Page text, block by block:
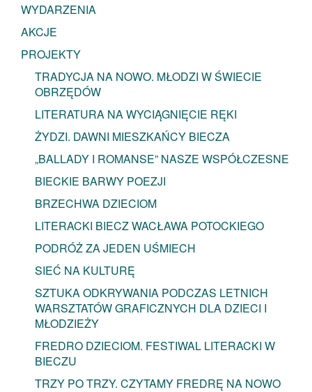
WYDARZENIA
AKCJE
PROJEKTY
TRADYCJA NA NOWO. MŁODZI W ŚWIECIE
OBRZĘDÓW
LITERATURA NA WYCIĄGNIĘCIE RĘKI
ŻYDZI. DAWNI MIESZKAŃCY BIECZA
„BALLADY I ROMANSE” NASZE WSPÓŁCZESNE
BIECKIE BARWY POEZJI
BRZECHWA DZIECIOM
LITERACKI BIECZ WACŁAWA POTOCKIEGO
PODRÓŻ ZA JEDEN UŚMIECH
SIEĆ NA KULTURĘ
SZTUKA ODKRYWANIA PODCZAS LETNICH
WARSZTATÓW GRAFICZNYCH DLA DZIECI I
MŁODZIEŻY
FREDRO DZIECIOM. FESTIWAL LITERACKI W
BIECZU
TRZY PO TRZY. CZYTAMY FREDRĘ NA NOWO